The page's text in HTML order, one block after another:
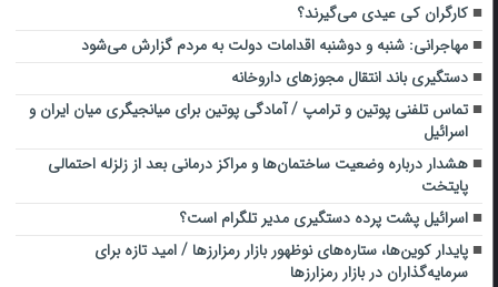
کارگران کی عیدی می‌گیرند؟
مهاجرانی: شنبه و دوشنبه اقدامات دولت به مردم گزارش می‌شود
دستگیری باند انتقال مجوزهای داروخانه
تماس تلفنی پوتین و ترامپ / آمادگی پوتین برای میانجیگری میان ایران و
اسرائیل
هشدار درباره وضعیت ساختمان‌ها و مراکز درمانی بعد از زلزله احتمالی
پایتخت
اسرائیل پشت پرده دستگیری مدیر تلگرام است؟
پایدار کوین‌ها، ستاره‌های نوظهور بازار رمزارزها / امید تازه برای
سرمایه‌گذاران در بازار رمزارزها